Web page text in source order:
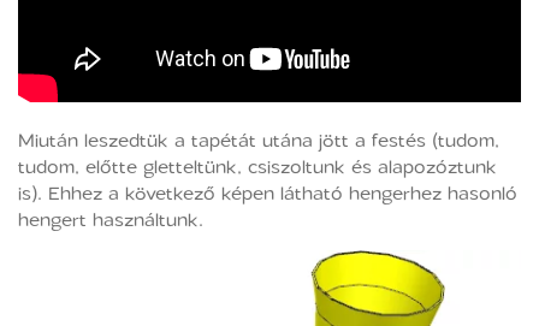
Miután leszedtük a tapétát utána jött a festés (tudom,
tudom, előtte gletteltünk, csiszoltunk és alapozóztunk
is). Ehhez a következő képen látható hengerhez hasonló
hengert használtunk.